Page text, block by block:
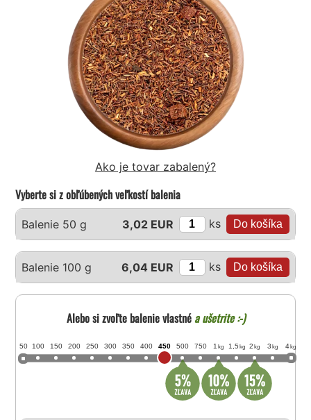
Ako je tovar zabalený?
Vyberte si z obľúbených veľkostí balenia
Balenie 50 g 3,02 EUR ks
Balenie 100 g 6,04 EUR ks
Alebo si zvoľte balenie vlastnéa ušetrite :-)
50 100 150 200 250 300 350 400 450 500 750 1 kg 1,5 kg 2 kg 3 kg 4kg